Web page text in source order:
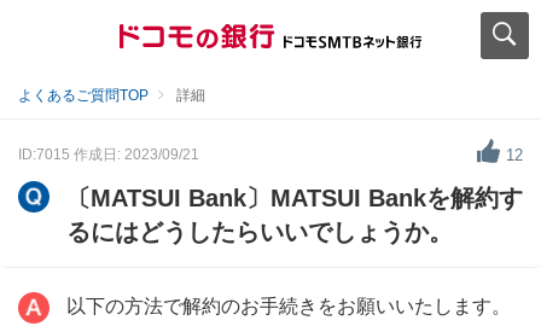
よくあるご質問TOP 詳細
ID:7015 作成日: 2023/09/21 12
〔MATSUI Bank〕MATSUI Bankを解約す
るにはどうしたらいいでしょうか。
以下の方法で解約のお手続きをお願いいたします。